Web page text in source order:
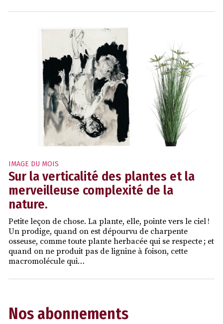
IMAGE DU MOIS
Sur la verticalité des plantes et la
merveilleuse complexité de la
nature.
Petite leçon de chose. La plante, elle, pointe vers le ciel !
Un prodige, quand on est dépourvu de charpente
osseuse, comme toute plante herbacée qui se respecte ; et
quand on ne produit pas de lignine à foison, cette
macromolécule qui…
Nos abonnements